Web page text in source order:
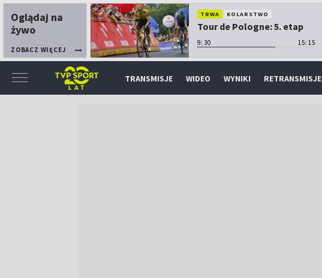
Oglądaj na
żywo
ZOBACZ WIĘCEJ
TRWA KOLARSTWO
Tour de Pologne: 5. etap
9:30 15:15
TRANSMISJE WIDEO WYNIKI RETRANSMISJE